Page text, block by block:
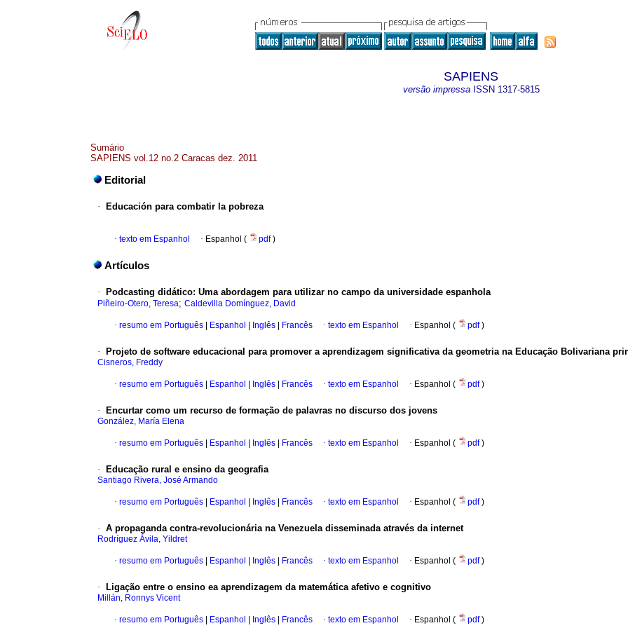
SAPIENS
versão impressaISSN 1317-5815
Sumário
SAPIENS vol.12 no.2 Caracas dez. 2011
Editorial
· Educación para combatir la pobreza
· texto em Espanhol · Espanhol ( pdf)
Artículos
· Podcasting didático: Umaabordagem para utilizar no campo da universidade espanhola
Piñeiro-Otero, Teresa; Caldevilla Domínguez, David
· resumo em Português Espanhol Inglês Francês · texto em Espanhol · Espanhol ( pdf)
· Projeto de software educacional para promover a aprendizagem significativa da geometria na Educação Bolivariana
Cisneros, Freddy
· resumo em Português Espanhol Inglês Francês · texto em Espanhol · Espanhol ( pdf)
· Encurtar como um recurso de formação de palavras no discurso dos jovens
González, María Elena
· resumo em Português Espanhol Inglês Francês · texto em Espanhol · Espanhol ( pdf)
· Educação rural e ensino da geografia
Santiago Rivera, José Armando
· resumo em Português Espanhol Inglês Francês · texto em Espanhol · Espanhol ( pdf)
· A propaganda contra-revolucionária na Venezuela disseminada através da internet
Rodríguez Ávila, Yildret
· resumo em Português Espanhol Inglês Francês · texto em Espanhol · Espanhol ( pdf)
· Ligação entre o ensino ea aprendizagem da matemática afetivo e cognitivo
Millán, Ronnys Vicent
· resumo em Português Espanhol Inglês Francês · texto em Espanhol · Espanhol ( pdf)